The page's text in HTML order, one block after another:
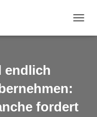
A
O
N
endlich
fordert